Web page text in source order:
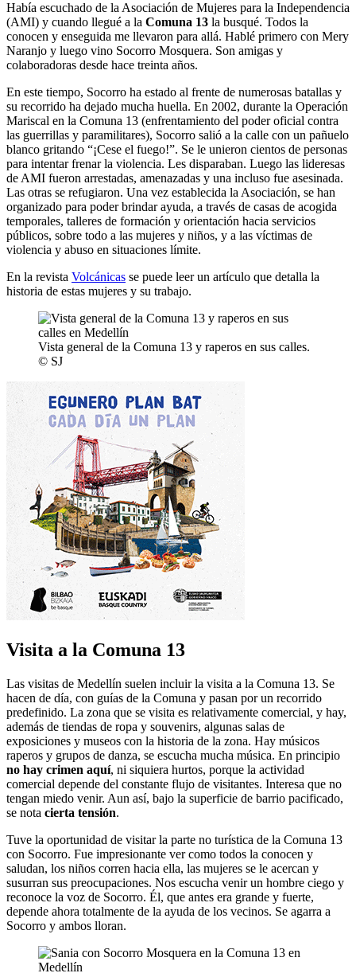
Había escuchado de la Asociación de Mujeres para la Independencia
(AMI) y cuando llegué a la Comuna 13 la busqué. Todos la
conocen y enseguida me llevaron para allá. Hablé primero con Mery
Naranjo y luego vino Socorro Mosquera. Son amigas y
colaboradoras desde hace treinta años.
En este tiempo, Socorro ha estado al frente de numerosas batallas y
su recorrido ha dejado mucha huella. En 2002, durante la Operación
Mariscal en la Comuna 13 (enfrentamiento del poder oficial contra
las guerrillas y paramilitares), Socorro salió a la calle con un pañuelo
blanco gritando “¡Cese el fuego!”. Se le unieron cientos de personas
para intentar frenar la violencia. Les disparaban. Luego las lideresas
de AMI fueron arrestadas, amenazadas y una incluso fue asesinada.
Las otras se refugiaron. Una vez establecida la Asociación, se han
organizado para poder brindar ayuda, a través de casas de acogida
temporales, talleres de formación y orientación hacia servicios
públicos, sobre todo a las mujeres y niños, y a las víctimas de
violencia y abuso en situaciones límite.
En la revista Volcánicas se puede leer un artículo que detalla la
historia de estas mujeres y su trabajo.
Vista general de la Comuna 13 y raperos en sus calles.
© SJ
Visita a la Comuna 13
Las visitas de Medellín suelen incluir la visita a la Comuna 13. Se
hacen de día, con guías de la Comuna y pasan por un recorrido
predefinido. La zona que se visita es relativamente comercial, y hay,
además de tiendas de ropa y souvenirs, algunas salas de
exposiciones y museos con la historia de la zona. Hay músicos
raperos y grupos de danza, se escucha mucha música. En principio
no hay crimen aquí, ni siquiera hurtos, porque la actividad
comercial depende del constante flujo de visitantes. Interesa que no
tengan miedo venir. Aun así, bajo la superficie de barrio pacificado,
se nota cierta tensión.
Tuve la oportunidad de visitar la parte no turística de la Comuna 13
con Socorro. Fue impresionante ver como todos la conocen y
saludan, los niños corren hacia ella, las mujeres se le acercan y
susurran sus preocupaciones. Nos escucha venir un hombre ciego y
reconoce la voz de Socorro. Él, que antes era grande y fuerte,
depende ahora totalmente de la ayuda de los vecinos. Se agarra a
Socorro y ambos lloran.